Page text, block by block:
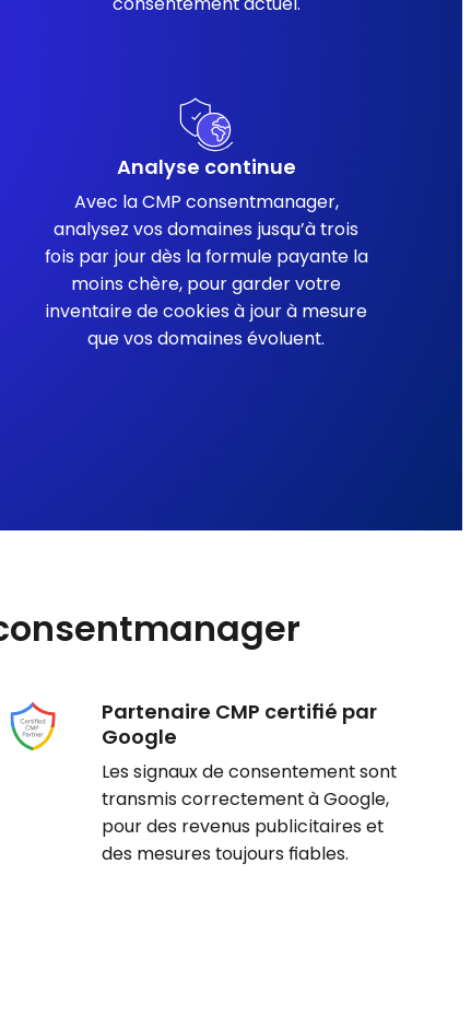
Analyse continue
Avec la CMP consentmanager,
analysez vos domaines jusqu’à trois
fois par jour dès la formule payante la
moins chère, pour garder votre
inventaire de cookies à jour à mesure
que vos domaines évoluent.
Partenaire CMP certifié par
Google
Les signaux de consentement sont
transmis correctement à Google,
pour des revenus publicitaires et
des mesures toujours fiables.